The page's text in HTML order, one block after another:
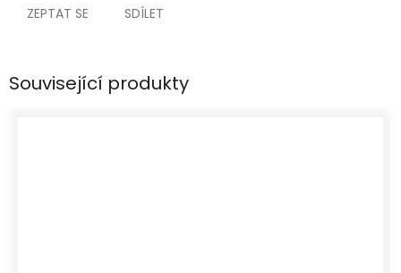
ZEPTAT SE SDÍLET
Související produkty